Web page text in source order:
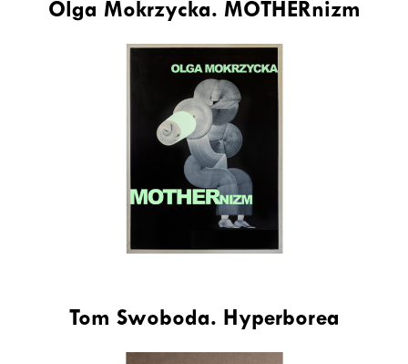
Olga Mokrzycka. MOTHERnizm
Tom Swoboda. Hyperborea